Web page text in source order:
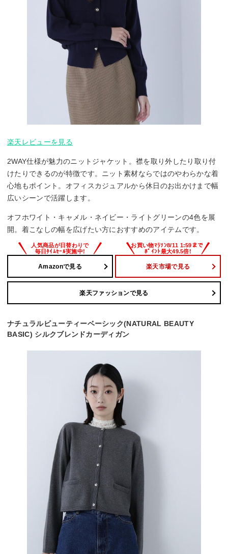
楽天レビューを見る
2WAY仕様が魅力のニットジャケット。襟を取り外したり取り付
けたりできるのが特徴です。ニット素材ならではのやわらかな着
心地もポイント。オフィスカジュアルから休日のお出かけまで幅
広いシーンで活躍します。
オフホワイト・キャメル・ネイビー・ライトグリーンの4色を展
開。着こなしの幅を広げたい方におすすめのアイテムです。
Amazonで見る 楽天市場で見る
楽天ファッションで見る
ナチュラルビューティーベーシック(NATURAL BEAUTY
BASIC) シルクブレンドカーディガン